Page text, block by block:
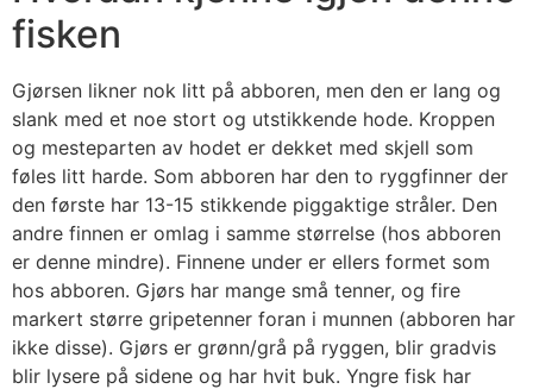
fisken
Gjørsen likner nok litt på abboren, men den er lang og
slank med et noe stort og utstikkende hode. Kroppen
og mesteparten av hodet er dekket med skjell som
føles litt harde. Som abboren har den to ryggfinner der
den første har 13-15 stikkende piggaktige stråler. Den
andre finnen er omlag i samme størrelse (hos abboren
er denne mindre). Finnene under er ellers formet som
hos abboren. Gjørs har mange små tenner, og fire
markert større gripetenner foran i munnen (abboren har
ikke disse). Gjørs er grønn/grå på ryggen, blir gradvis
blir lysere på sidene og har hvit buk. Yngre fisk har